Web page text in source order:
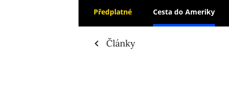
Předplatné Cesta do Ameriky
Články